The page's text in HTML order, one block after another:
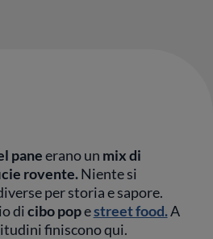
paneerano un mix di
rovente.Niente si
per storia e sapore.
dicibo popestreet food.A
finiscono qui.